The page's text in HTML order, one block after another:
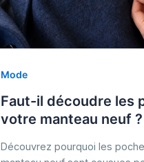
Mode
Faut-il découdre les
votre manteau neuf ?
Découvrez pourquoi les